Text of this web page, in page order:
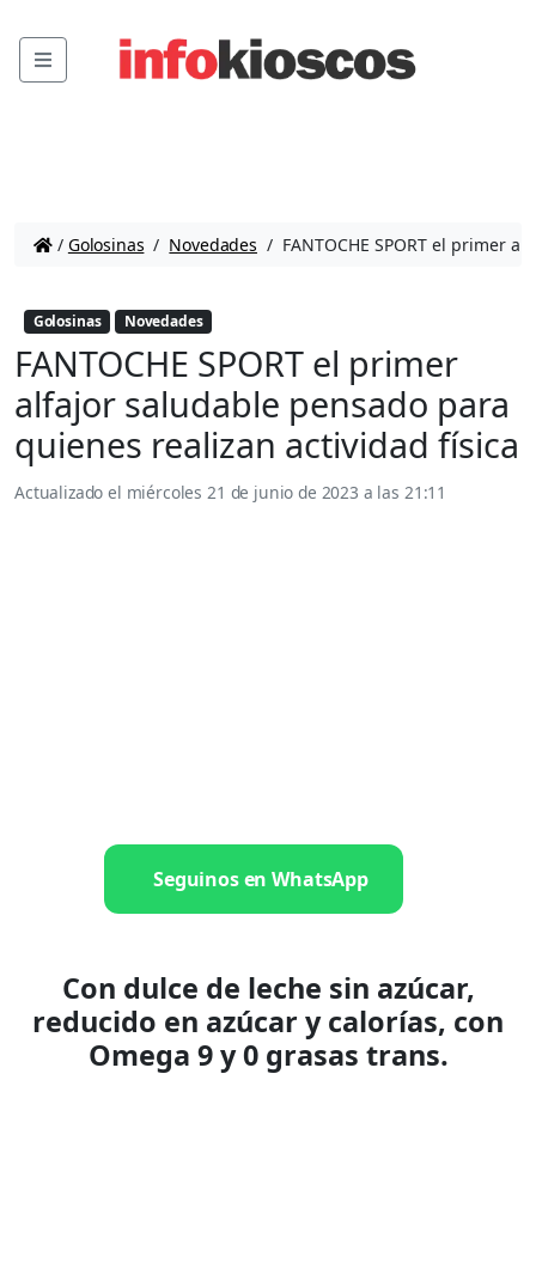
Menu
/ Golosinas / Novedades / FANTOCHE SPORT el primer
Golosinas Novedades
FANTOCHE SPORT el primer
alfajor saludable pensado para
quienes realizan actividad física
Actualizado el miércoles 21 de junio de 2023 a las 21:11
Seguinos en WhatsApp
Con dulce de leche sin azúcar,
reducido en azúcar y calorías, con
Omega 9 y 0 grasas trans.